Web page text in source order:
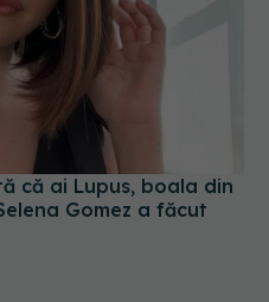
că ai Lupus, boala din
Gomez a făcut
hepatice. Află
de numeroasele boli